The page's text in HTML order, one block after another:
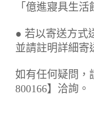
「億進寢具生
● 若以寄送方式
並請註明詳細寄
如有任何疑問，
800166】洽詢。